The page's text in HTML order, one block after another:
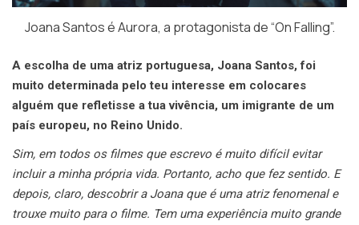
Joana Santos é Aurora, a protagonista de “On Falling”.
A escolha de uma atriz portuguesa, Joana Santos, foi
muito determinada pelo teu interesse em colocares
alguém que refletisse a tua vivência, um imigrante de um
país europeu, no Reino Unido.
Sim, em todos os filmes que escrevo é muito difícil evitar
incluir a minha própria vida. Portanto, acho que fez sentido. E
depois, claro, descobrir a Joana que é uma atriz fenomenal e
trouxe muito para o filme. Tem uma experiência muito grande